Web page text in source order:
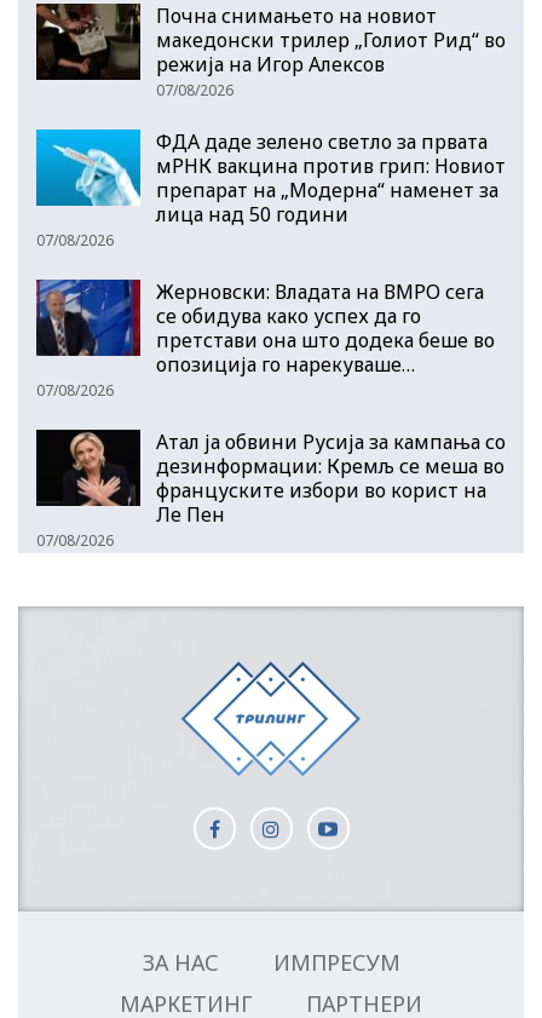
Почна снимањето на новиот
македонски трилер „Голиот Рид“ во
режија на Игор Алексов
07/08/2026
ФДА даде зелено светло за првата
мРНК вакцина против грип: Новиот
препарат на „Модерна“ наменет за
лица над 50 години
07/08/2026
Жерновски: Владата на ВМРО сега
се обидува како успех да го
претстави она што додека беше во
опозиција го нарекуваше…
07/08/2026
Атал ја обвини Русија за кампања со
дезинформации: Кремљ се меша во
француските избори во корист на
Ле Пен
07/08/2026
ЗА НАС
ИМПРЕСУМ
МАРКЕТИНГ
ПАРТНЕРИ